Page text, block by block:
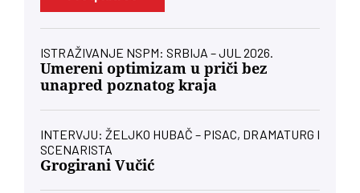
ISTRAŽIVANJE NSPM: SRBIJA – JUL 2026.
Umereni optimizam u priči bez
unapred poznatog kraja
INTERVJU: ŽELJKO HUBAČ – PISAC, DRAMATURG I
SCENARISTA
Grogirani Vučić